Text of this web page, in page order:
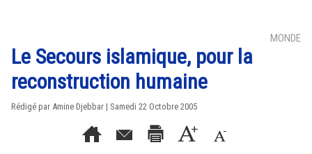
MONDE
Le Secours islamique, pour la
reconstruction humaine
Rédigé par Amine Djebbar | Samedi 22 Octobre 2005